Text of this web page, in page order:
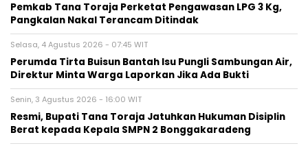
Pemkab Tana Toraja Perketat Pengawasan LPG 3 Kg,
Pangkalan Nakal Terancam Ditindak
Selasa, 4 Agustus 2026 - 07:45 WIT
Perumda Tirta Buisun Bantah Isu Pungli Sambungan Air,
Direktur Minta Warga Laporkan Jika Ada Bukti
Senin, 3 Agustus 2026 - 16:00 WIT
Resmi, Bupati Tana Toraja Jatuhkan Hukuman Disiplin
Berat kepada Kepala SMPN 2 Bonggakaradeng